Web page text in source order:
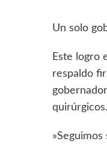
​Un solo
​Este logro
respaldo
quirúrgicos.